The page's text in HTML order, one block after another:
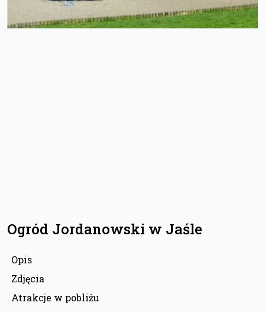
Ogród Jordanowski w Jaśle
Opis
Zdjęcia
Atrakcje w pobliżu